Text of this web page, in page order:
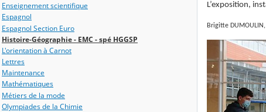
Enseignement scientifique
Espagnol
Espagnol Section Euro
Histoire-Géographie - EMC - spé HGGSP
L'orientation à Carnot
Lettres
Maintenance
Mathématiques
Métiers de la mode
Olympiades de la Chimie
L’exposition,
Brigitte